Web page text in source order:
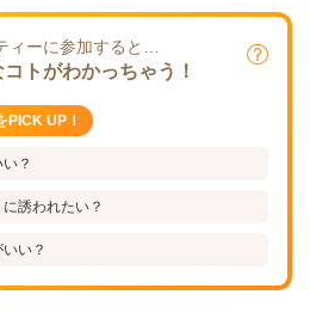
ィーに参加すると…
トがわかっちゃう！
PICK UP！
？
誘われたい？
い？